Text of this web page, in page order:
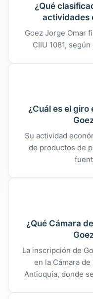
¿Qué
actividades
Goez Jorge Omar
CIIU 1081,
¿Cuál es el
Su actividad
de productos de
¿Qué Cámara
La inscripción de
en la Cámara
Antioquia, donde